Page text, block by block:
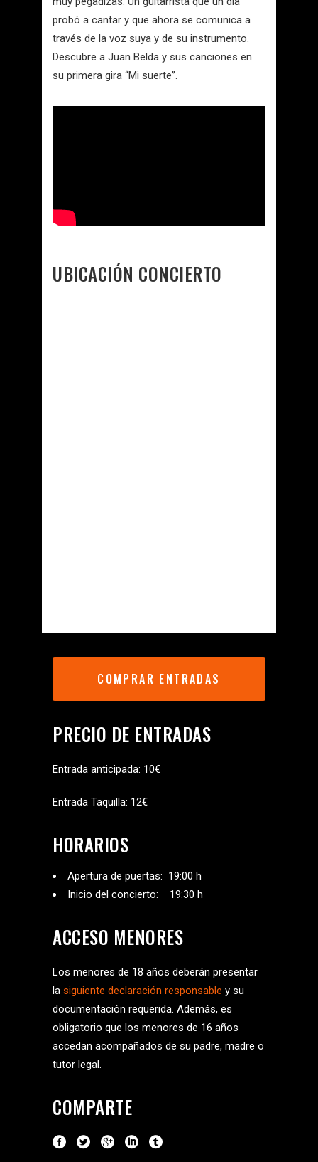
probó a cantar y que ahora se comunica a
través de la voz suya y de su instrumento.
Descubre a Juan Belda y sus canciones en
su primera gira “Mi suerte”.
UBICACIÓN CONCIERTO
COMPRAR ENTRADAS
PRECIO DE ENTRADAS
Entrada anticipada: 10€
Entrada Taquilla: 12€
HORARIOS
Apertura de puertas: 19:00 h
Inicio del concierto: 19:30 h
ACCESO MENORES
Los menores de 18 años deberán presentar
la siguiente declaración responsable y su
documentación requerida. Además, es
obligatorio que los menores de 16 años
accedan acompañados de su padre, madre o
tutor legal.
COMPARTE